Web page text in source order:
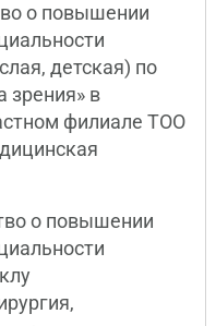
о повышении
детская) по
зрения» в
филиале ТОО
о повышении